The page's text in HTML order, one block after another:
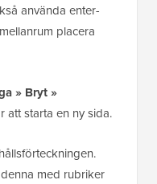
använda enter-
placera
» Bryt »
att starta en ny sida.
med rubriker